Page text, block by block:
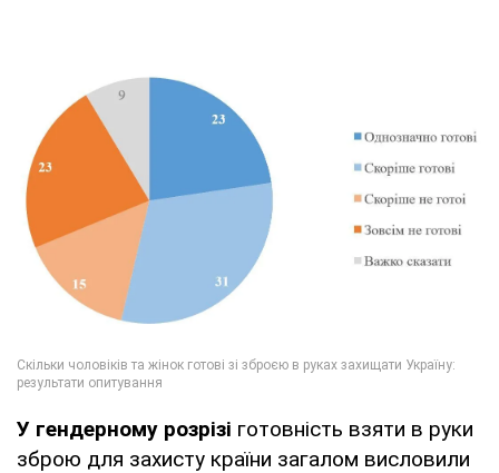
У гендерному розрізі готовність взяти в руки
зброю для захисту країни загалом висловили